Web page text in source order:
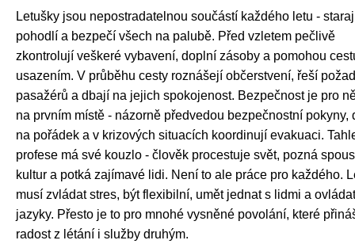
Letušky jsou nepostradatelnou součástí každého letu -
pohodlí a bezpečí všech na palubě. Před vzletem pečlivě
zkontrolují veškeré vybavení, doplní zásoby a pomohou
usazením. V průběhu cesty roznášejí občerstvení, řeší
pasažérů a dbají na jejich spokojenost. Bezpečnost je pro
na prvním místě - názorně předvedou bezpečnostní pokyny,
na pořádek a v krizových situacích koordinují evakuaci.
profese má své kouzlo - člověk procestuje svět, pozná
kultur a potká zajímavé lidi. Není to ale práce pro každého.
musí zvládat stres, být flexibilní, umět jednat s lidmi a
jazyky. Přesto je to pro mnohé vysněné povolání, které
radost z létání i služby druhým.